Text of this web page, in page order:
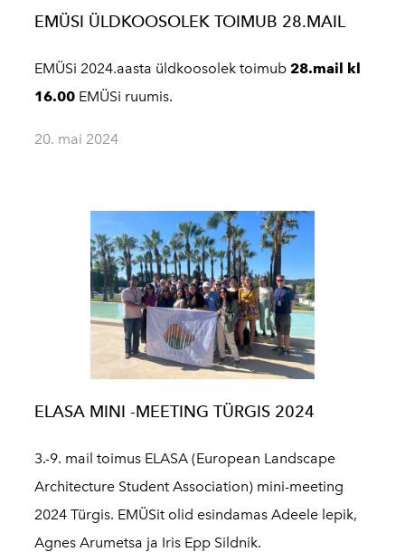
EMÜSI ÜLDKOOSOLEK TOIMUB 28.MAIL
EMÜSi 2024.aasta üldkoosolek toimub 28.mail kl
16.00 EMÜSi ruumis.
20. mai 2024
ELASA MINI -MEETING TÜRGIS 2024
3.-9. mail toimus ELASA (European Landscape
Architecture Student Association) mini-meeting
2024 Türgis. EMÜSit olid esindamas Adeele lepik,
Agnes Arumetsa ja Iris Epp Sildnik.